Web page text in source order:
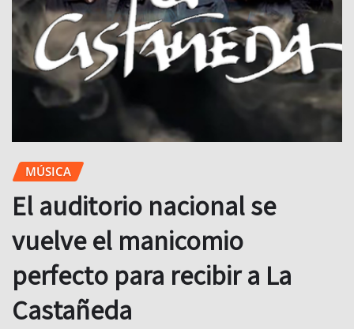
MÚSICA
El auditorio nacional se
vuelve el manicomio
perfecto para recibir a La
Castañeda